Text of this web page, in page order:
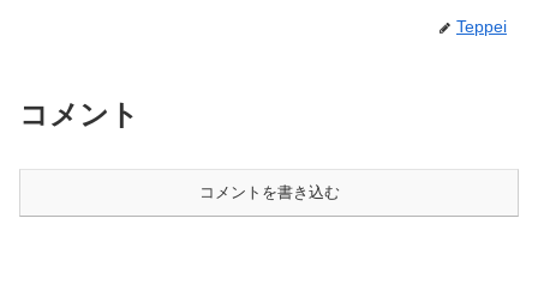
Teppei
コメント
コメントを書き込む